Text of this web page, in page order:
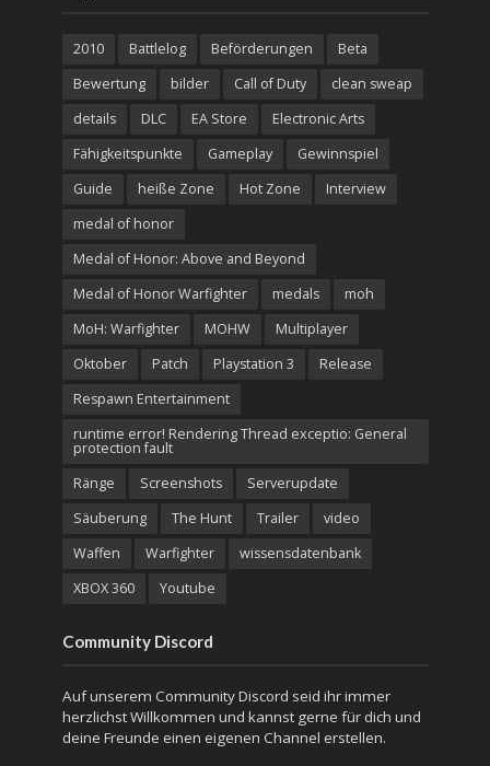
2010 Battlelog Beförderungen
Beta
Bewertung
bilder Call of Duty
clean sweap
details
DLC EA Store
Electronic Arts
Fähigkeitspunkte
Gameplay
Gewinnspiel
Guide
heiße Zone Hot Zone
Interview
medal of honor
Medal of Honor: Above and Beyond
Medal of Honor Warfighter
medals
moh
MoH: Warfighter
MOHW
Multiplayer
Oktober
Patch Playstation 3
Release
Respawn Entertainment
runtime error! Rendering Thread exceptio: General
protection fault
Ränge
Screenshots
Serverupdate
Säuberung
The Hunt Trailer
video
Waffen
Warfighter
wissensdatenbank
XBOX 360
Youtube
Community Discord
Auf unserem Community Discord seid ihr immer
herzlichst Willkommen und kannst gerne für dich und
deine Freunde einen eigenen Channel erstellen.